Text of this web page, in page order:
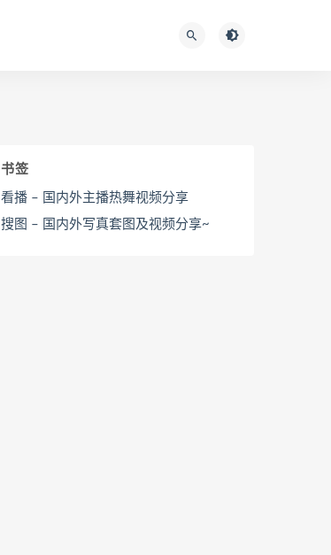
书签
看播 – 国内外主播热舞视频分享
搜图 – 国内外写真套图及视频分享~